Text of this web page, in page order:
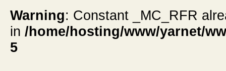
Warning: Constant _MC_RFR
in /home/hosting/www/yarnet/
5